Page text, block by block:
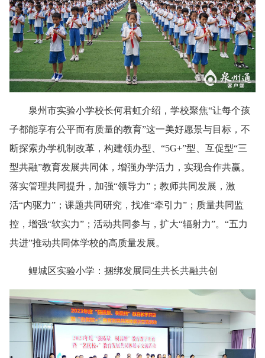
泉州市实验小学校长何君虹介绍，学校聚焦“让每个孩
子都能享有公平而有质量的教育”这一美好愿景与目标，不
断探索办学机制改革，构建领办型、“5G+”型、互促型“三
型共融”教育发展共同体，增强办学活力，实现合作共赢。
落实管理共同提升，加强“领导力”；教师共同发展，激
活“内驱力”；课题共同研究，找准“牵引力”；质量共同监
控，增强“软实力”；活动共同参与，扩大“辐射力”。“五力
共进”推动共同体学校的高质量发展。
鲤城区实验小学：捆绑发展同生共长共融共创